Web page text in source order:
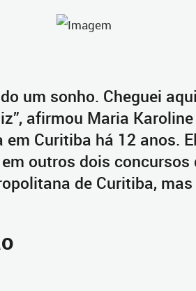
um sonho. Cheguei
afirmou Maria
em Curitiba há 12 anos.
outros dois concursos
de Curitiba,